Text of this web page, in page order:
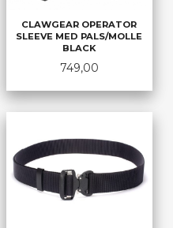
CLAWGEAR OPERATOR
SLEEVE MED PALS/MOLLE
BLACK
Pris
749,00